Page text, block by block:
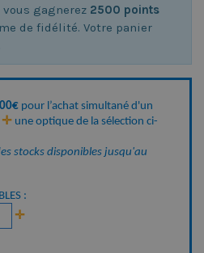
gagnerez 2500 points
de fidélité. Votre panier
pour l’achat simultané d'un
✛ une optique de la sélection ci-
stocks disponibles jusqu'au
:
✛